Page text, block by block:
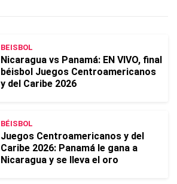
BEISBOL
Nicaragua vs Panamá: EN VIVO, final
béisbol Juegos Centroamericanos
y del Caribe 2026
BÉISBOL
Juegos Centroamericanos y del
Caribe 2026: Panamá le gana a
Nicaragua y se lleva el oro